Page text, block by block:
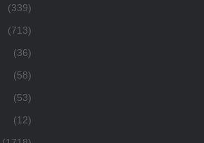
(339)
(713)
(36)
(58)
(53)
(12)